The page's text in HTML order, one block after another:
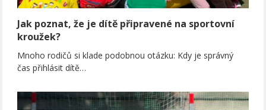
Jak poznat, že je dítě připravené na sportovní
kroužek?
Mnoho rodičů si klade podobnou otázku: Kdy je správný
čas přihlásit dítě…